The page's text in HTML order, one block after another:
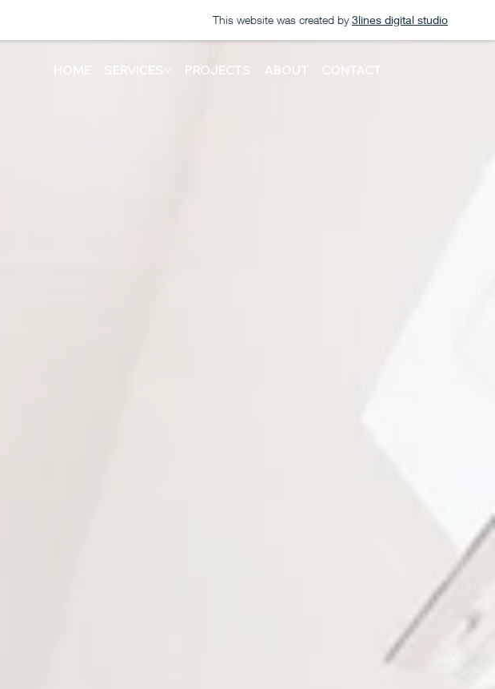
This website was created by 3lines digital studio
SERVICES PROJECTS ABOUT CONTACT